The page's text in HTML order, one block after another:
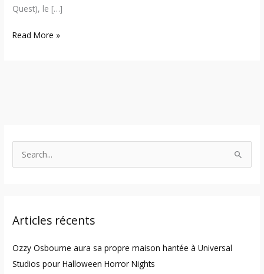
Quest), le […]
Read More »
c
f
o
Articles récents
Ozzy Osbourne aura sa propre maison hantée à Universal
Studios pour Halloween Horror Nights